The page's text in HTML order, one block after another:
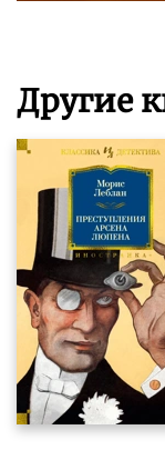
Другие